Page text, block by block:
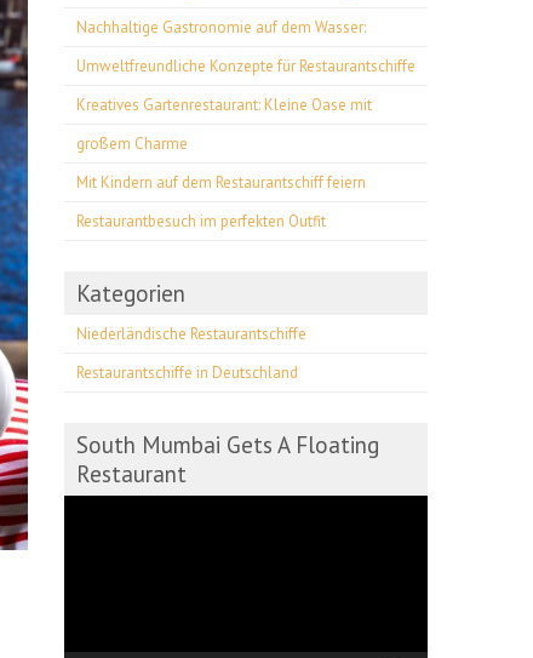
Nachhaltige Gastronomie auf dem Wasser:
Umweltfreundliche Konzepte für Restaurantschiffe
Kreatives Gartenrestaurant: Kleine Oase mit
großem Charme
Mit Kindern auf dem Restaurantschiff feiern
Restaurantbesuch im perfekten Outfit
Kategorien
Niederländische Restaurantschiffe
Restaurantschiffe in Deutschland
South Mumbai Gets A Floating
Restaurant